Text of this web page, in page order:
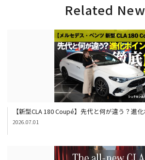
Related
【新型CLA 180 Coupé】先代と何が違う？進
2026.07.01